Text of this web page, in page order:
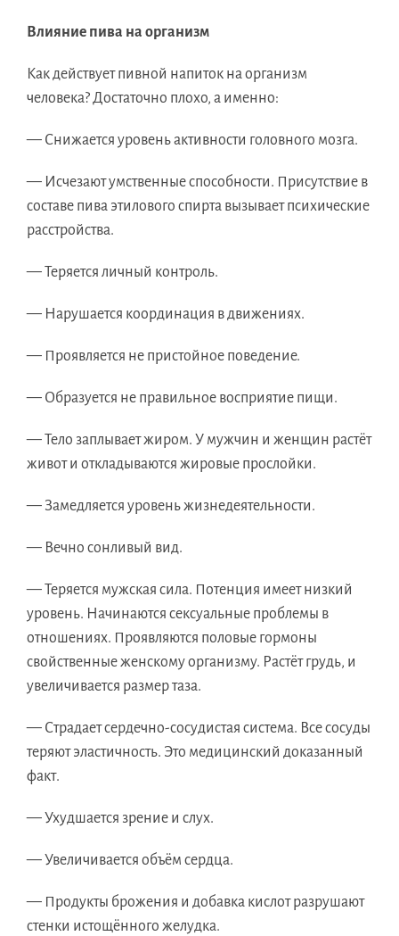
Влияние пива на организм
Как действует пивной напиток на организм
человека? Достаточно плохо, а именно:
— Снижается уровень активности головного мозга.
— Исчезают умственные способности. Присутствие в
составе пива этилового спирта вызывает психические
расстройства.
— Теряется личный контроль.
— Нарушается координация в движениях.
— Проявляется не пристойное поведение.
— Образуется не правильное восприятие пищи.
— Тело заплывает жиром. У мужчин и женщин растёт
живот и откладываются жировые прослойки.
— Замедляется уровень жизнедеятельности.
— Вечно сонливый вид.
— Теряется мужская сила. Потенция имеет низкий
уровень. Начинаются сексуальные проблемы в
отношениях. Проявляются половые гормоны
свойственные женскому организму. Растёт грудь, и
увеличивается размер таза.
— Страдает сердечно-сосудистая система. Все сосуды
теряют эластичность. Это медицинский доказанный
факт.
— Ухудшается зрение и слух.
— Увеличивается объём сердца.
— Продукты брожения и добавка кислот разрушают
стенки истощённого желудка.